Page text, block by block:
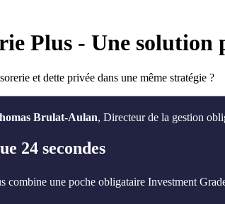
Plus - Une
et dette privée dans une même stratégie ?
Brulat-Aulan, Directeur de la gestion
24 secondes
combine une poche obligataire Investment